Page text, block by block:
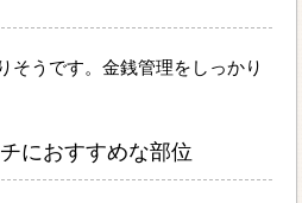
そうです。金銭管理をしっかり
におすすめな部位